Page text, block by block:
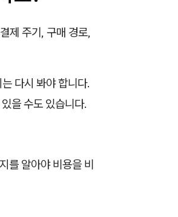
제 주기, 구매 경로,
다시 봐야 합니다.
을 수도 있습니다.
를 알아야 비용을 비